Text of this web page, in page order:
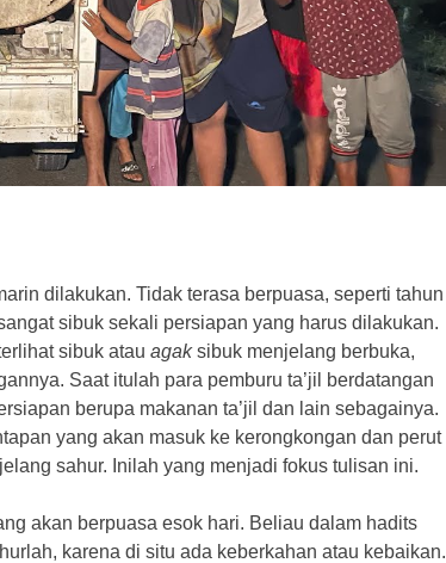
dilakukan. Tidak terasa berpuasa, seperti tahun
sibuk sekali persiapan yang harus dilakukan.
sibuk atau agaksibuk menjelang berbuka,
Saat itulah para pemburu ta’jil berdatangan
berupa makanan ta’jil dan lain sebagainya.
yang akan masuk ke kerongkongan dan perut
sahur. Inilah yang menjadi fokus tulisan ini.
akan berpuasa esok hari. Beliau dalam hadits
karena di situ ada keberkahan atau kebaikan.